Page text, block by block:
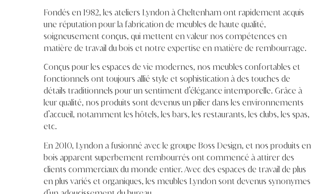
Fondés en 1982, les ateliers Lyndon à Cheltenham ont rapidement acquis
une réputation pour la fabrication de meubles de haute qualité,
soigneusement conçus, qui mettent en valeur nos compétences en
matière de travail du bois et notre expertise en matière de rembourrage.
Conçus pour les espaces de vie modernes, nos meubles confortables et
fonctionnels ont toujours allié style et sophistication à des touches de
détails traditionnels pour un sentiment d’élégance intemporelle. Grâce à
leur qualité, nos produits sont devenus un pilier dans les environnements
d’accueil, notamment les hôtels, les bars, les restaurants, les clubs, les spas,
etc.
En 2010, Lyndon a fusionné avec le groupe Boss Design, et nos produits en
bois apparent superbement rembourrés ont commencé à attirer des
clients commerciaux du monde entier. Avec des espaces de travail de plus
en plus variés et organiques, les meubles Lyndon sont devenus synonymes